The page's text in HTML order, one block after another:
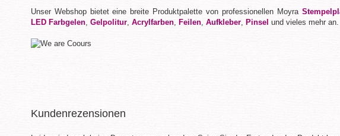
Unser Webshop bietet eine breite Produktpalette von professionellen Moyra
LED Farbgelen, Gelpolitur, Acrylfarben, Feilen, Aufkleber, Pinsel und vieles mehr an.
Kundenrezensionen